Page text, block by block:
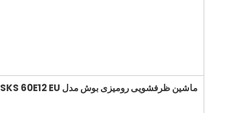
ماشین ظرفشویی رومیزی بوش مدل SKS 60E12 EU